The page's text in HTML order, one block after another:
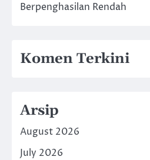
Berpenghasilan Rendah
Komen Terkini
Arsip
August 2026
July 2026